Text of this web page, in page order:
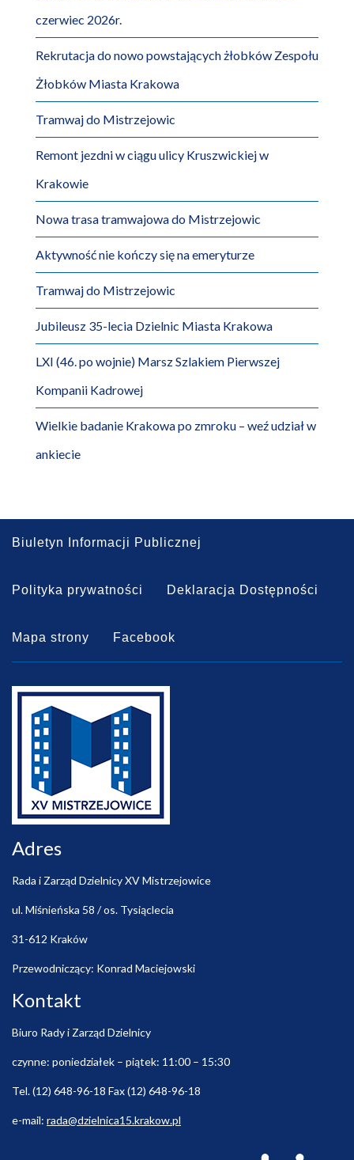
czerwiec 2026r.
Rekrutacja do nowo powstających żłobków Zespołu
Żłobków Miasta Krakowa
Tramwaj do Mistrzejowic
Remont jezdni w ciągu ulicy Kruszwickiej w
Krakowie
Nowa trasa tramwajowa do Mistrzejowic
Aktywność nie kończy się na emeryturze
Tramwaj do Mistrzejowic
Jubileusz 35-lecia Dzielnic Miasta Krakowa
LXI (46. po wojnie) Marsz Szlakiem Pierwszej
Kompanii Kadrowej
Wielkie badanie Krakowa po zmroku – weź udział w
ankiecie
Biuletyn Informacji Publicznej
Polityka prywatności Deklaracja Dostępności
Mapa strony Facebook
Adres
Rada i Zarząd Dzielnicy XV Mistrzejowice
ul. Miśnieńska 58 / os. Tysiąclecia
31-612 Kraków
Przewodniczący: Konrad Maciejowski
Kontakt
Biuro Rady i Zarząd Dzielnicy
czynne: poniedziałek – piątek: 11:00 – 15:30
Tel. (12) 648-96-18 Fax (12) 648-96-18
e-mail: rada@dzielnica15.krakow.pl